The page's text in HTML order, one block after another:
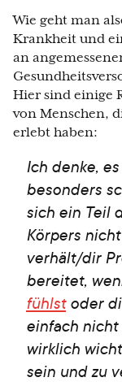
Wie geht man
Krankheit und
an
Hier sind einige
von Menschen,
erlebt haben:
Ich denke,
besonders
sich ein Teil
Körpers
verhält/dir
bereitet,
fühlstoder
einfach
wirklich
sein und zu